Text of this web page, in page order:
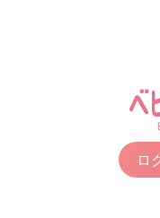
ロ